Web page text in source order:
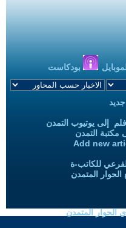
بودكاست
إلى يوتيوب التمدن
مكتبة التمدن
Add new
للكاتب-ة
المتمدن
الحوار المتمدن